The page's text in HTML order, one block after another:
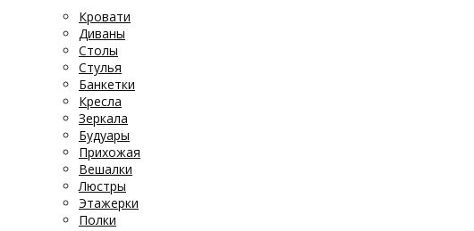
Кровати
Диваны
Столы
Стулья
Банкетки
Кресла
Зеркала
Будуары
Прихожая
Вешалки
Люстры
Этажерки
Полки